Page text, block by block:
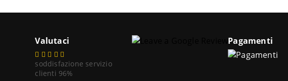
Valutaci
soddisfazione servizio
clienti 96%
Pagamenti